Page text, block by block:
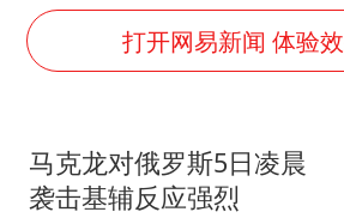
茅台部分直营
打开网易新闻 体验
马克龙对俄罗斯5日凌晨
袭击基辅反应强烈